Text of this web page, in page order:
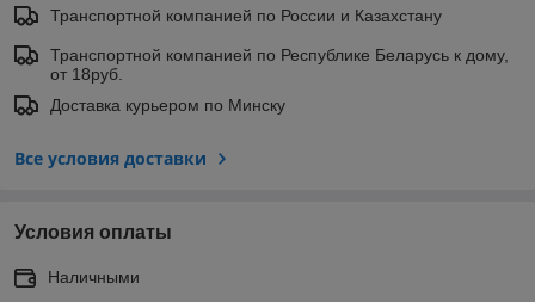
Транспортной компанией по России и Казахстану
Транспортной компанией по Республике Беларусь к дому,
от 18руб.
Доставка курьером по Минску
Все условия доставки
Условия оплаты
Наличными